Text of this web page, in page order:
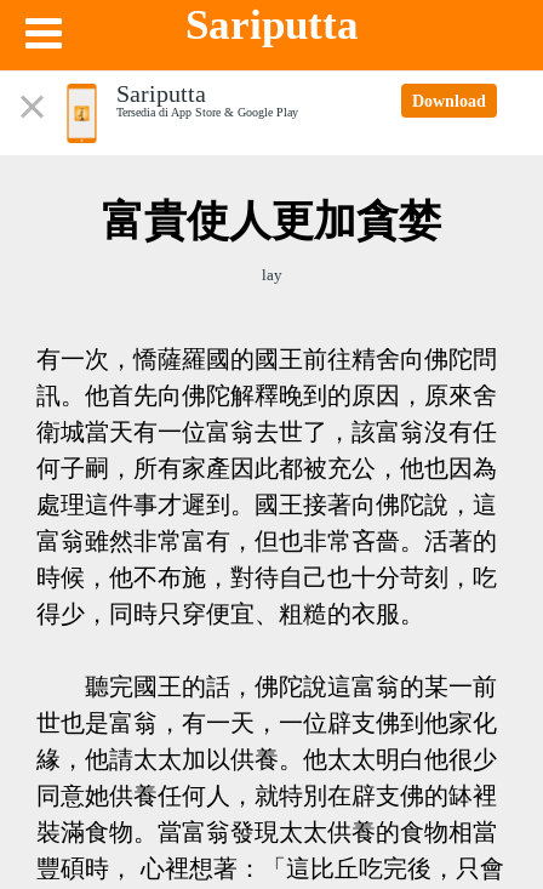
Sariputta
Sariputta
Tersedia di App Store & Google Play
Download
富貴使人更加貪婪
lay
有一次，憍薩羅國的國王前往精舍向佛陀問
訊。他首先向佛陀解釋晚到的原因，原來舍
衛城當天有一位富翁去世了，該富翁沒有任
何子嗣，所有家產因此都被充公，他也因為
處理這件事才遲到。國王接著向佛陀說，這
富翁雖然非常富有，但也非常吝嗇。活著的
時候，他不布施，對待自己也十分苛刻，吃
得少，同時只穿便宜、粗糙的衣服。
聽完國王的話，佛陀說這富翁的某一前
世也是富翁，有一天，一位辟支佛到他家化
緣，他請太太加以供養。他太太明白他很少
同意她供養任何人，就特別在辟支佛的缽裡
裝滿食物。當富翁發現太太供養的食物相當
豐碩時， 心裡想著：「這比丘吃完後，只會